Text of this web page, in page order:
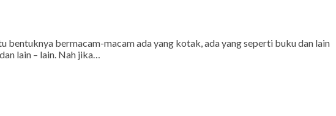
bermacam-macam ada yang kotak, ada yang seperti buku dan lain
lain – lain. Nah jika…